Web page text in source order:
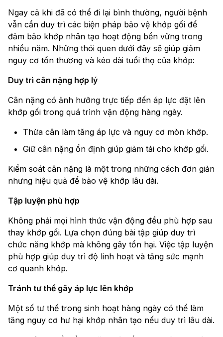
Ngay cả khi đã có thể đi lại bình thường, người bệnh
vẫn cần duy trì các biện pháp bảo vệ khớp gối để
đảm bảo khớp nhân tạo hoạt động bền vững trong
nhiều năm. Những thói quen dưới đây sẽ giúp giảm
nguy cơ tổn thương và kéo dài tuổi thọ của khớp:
Duy trì cân nặng hợp lý
Cân nặng có ảnh hưởng trực tiếp đến áp lực đặt lên
khớp gối trong quá trình vận động hàng ngày.
Thừa cân làm tăng áp lực và nguy cơ mòn khớp.
Giữ cân nặng ổn định giúp giảm tải cho khớp gối.
Kiểm soát cân nặng là một trong những cách đơn giản
nhưng hiệu quả để bảo vệ khớp lâu dài.
Tập luyện phù hợp
Không phải mọi hình thức vận động đều phù hợp sau
thay khớp gối. Lựa chọn đúng bài tập giúp duy trì
chức năng khớp mà không gây tổn hại. Việc tập luyện
phù hợp giúp duy trì độ linh hoạt và tăng sức mạnh
cơ quanh khớp.
Tránh tư thế gây áp lực lên khớp
Một số tư thế trong sinh hoạt hàng ngày có thể làm
tăng nguy cơ hư hại khớp nhân tạo nếu duy trì lâu dài.